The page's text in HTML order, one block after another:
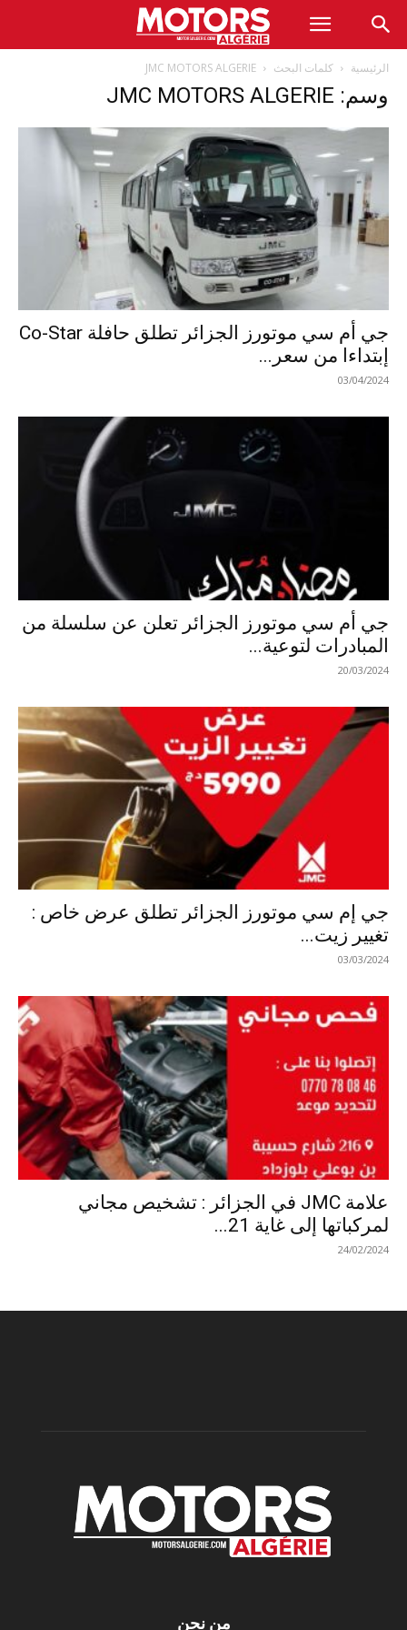
الرئيسية كلمات البحث JMC MOTORS ALGERIE
وسم: JMC MOTORS ALGERIE
جي أم سي موتورز الجزائر تطلق حافلة Co-Star
إبتداءا من سعر...
03/04/2024
جي أم سي موتورز الجزائر تعلن عن سلسلة من
المبادرات لتوعية...
20/03/2024
جي إم سي موتورز الجزائر تطلق عرض خاص :
تغيير زيت...
03/03/2024
علامة JMC في الجزائر : تشخيص مجاني
لمركباتها إلى غاية 21...
24/02/2024
من نحن